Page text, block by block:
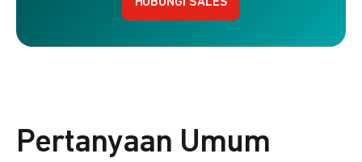
HUBUNGI SALES
Pertanyaan Umum